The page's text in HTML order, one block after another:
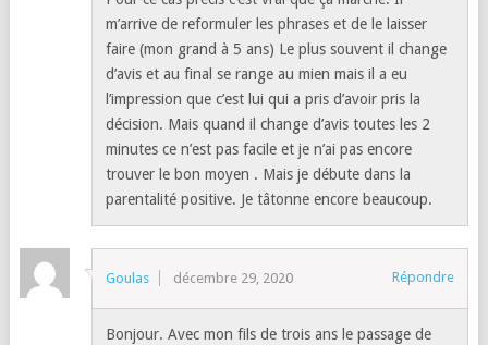
m’arrive de reformuler les phrases et de le laisser
faire (mon grand à 5 ans) Le plus souvent il change
d’avis et au final se range au mien mais il a eu
l’impression que c’est lui qui a pris d’avoir pris la
décision. Mais quand il change d’avis toutes les 2
minutes ce n’est pas facile et je n’ai pas encore
trouver le bon moyen . Mais je débute dans la
parentalité positive. Je tâtonne encore beaucoup.
Goulas décembre 29, 2020 Répondre
Bonjour. Avec mon fils de trois ans le passage de